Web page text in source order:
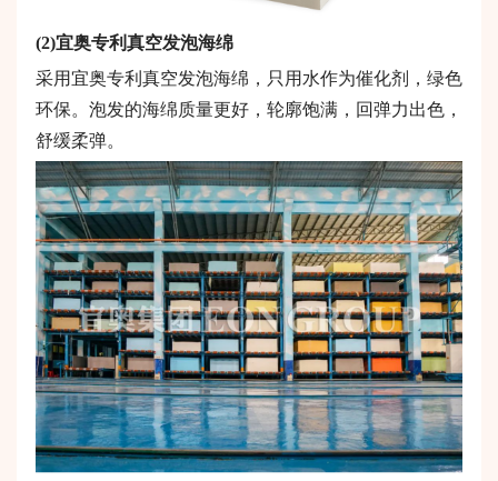
(2)宜奥专利真空发泡海绵
采用宜奥专利真空发泡海绵，只用水作为催化剂，绿色
环保。泡发的海绵质量更好，轮廓饱满，回弹力出色，
舒缓柔弹。